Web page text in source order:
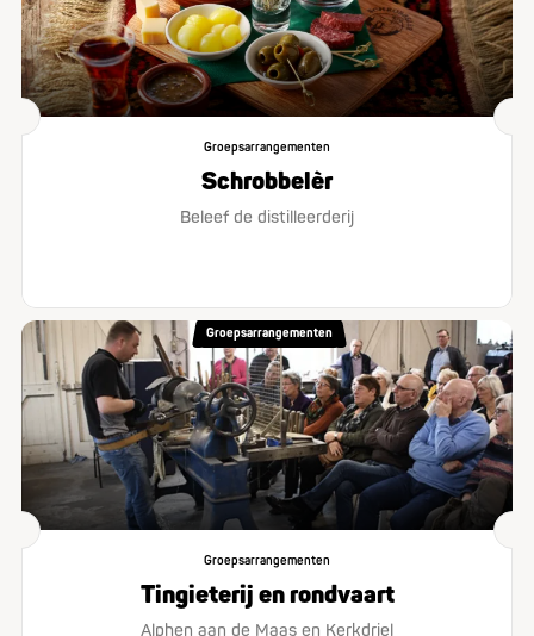
Groepsarrangementen
Schrobbelèr
Beleef de distilleerderij
Groepsarrangementen
Groepsarrangementen
Tingieterij en rondvaart
Alphen aan de Maas en Kerkdriel